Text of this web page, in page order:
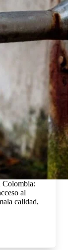
Colombia:
al
calidad,